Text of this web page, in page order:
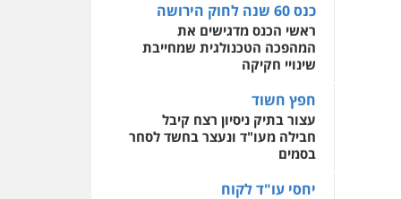
מרכז התחלה חדשה
אסירים עבירות מין
שירותים מקצועיים לעורכי
דין
0544500346
המהפכה הטכנולגית שמחייבת
שינויי חקיקה
חפץ חשוד
חבילה מעו"ד ונעצר בחשד לסחר
בסמים
יחסי עו"ד לקוח
להברחת חשיש לעצור בקישון